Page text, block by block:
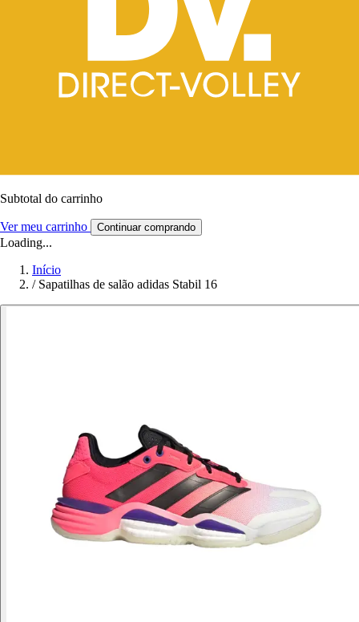
Subtotal do carrinho
Ver meu carrinho Continuar comprando
Loading...
Início
/ Sapatilhas de salão adidas Stabil 16